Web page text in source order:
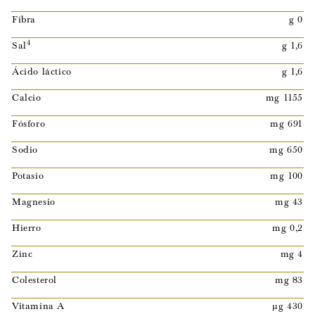
Fibra
g 0
Sal4
g 1,6
Ácido láctico
g 1,6
Calcio
mg 1155
Fósforo
mg 691
Sodio
mg 650
Potasio
mg 100
Magnesio
mg 43
Hierro
mg 0,2
Zinc
mg 4
Colesterol
mg 83
Vitamina A
µg 430